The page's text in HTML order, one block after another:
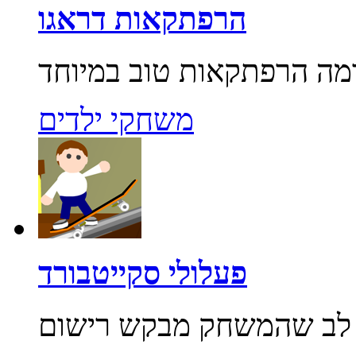
הרפתקאות דראגו
משחקי ילדים
פעלולי סקייטבורד